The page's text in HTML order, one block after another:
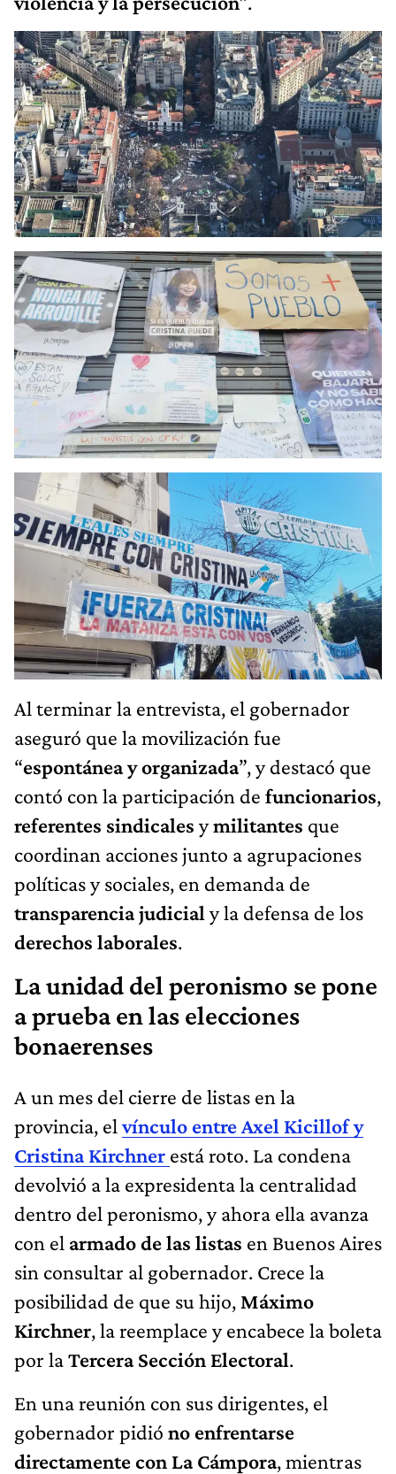
Al terminar la entrevista, el gobernador
aseguró que la movilización fue
“espontánea y organizada”, y destacó que
contó con la participación de funcionarios,
referentes sindicales ymilitantes que
coordinan acciones junto a agrupaciones
políticas y sociales, en demanda de
transparencia judicial y la defensa de los
derechos laborales.
La unidad del peronismo se pone
a prueba en las elecciones
bonaerenses
A un mes del cierre de listas en la
provincia, elvínculo entre Axel Kicillof y
Cristina Kirchner está roto. La condena
devolvió a la expresidenta la centralidad
dentro del peronismo, y ahora ella avanza
con el armado de las listas en Buenos Aires
sin consultar al gobernador. Crece la
posibilidad de que su hijo, Máximo
Kirchner, la reemplace y encabece la boleta
por laTercera Sección Electoral.
En una reunión con sus dirigentes, el
gobernador pidió no enfrentarse
directamente con La Cámpora, mientras